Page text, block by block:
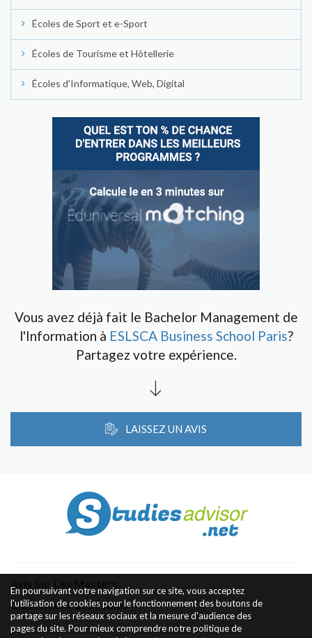
Écoles de Sport et e-Sport
Écoles de Tourisme et Hôtellerie
Écoles d'Informatique, Web, Digital
Vous avez déjà fait le Bachelor Management de
l'Information à ESLSCA Business School Paris?
Partagez votre expérience.
LAISSEZ UN AVIS
Classement des Écoles
En poursuivant votre navigation sur ce site, vous acceptez
l'utilisation de cookies pour le fonctionnement des boutons de
partage sur les réseaux sociaux et la mesure d'audience des
pages du site. Pour mieux comprendre notre politique de